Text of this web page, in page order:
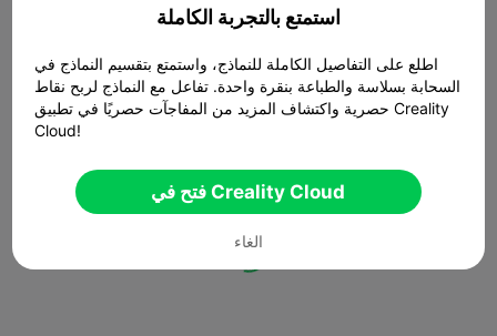
استمتع بالتجربة الكاملة
اطلع على التفاصيل الكاملة للنماذج، واستمتع بتقسيم النماذج في
السحابة بسلاسة والطباعة بنقرة واحدة. تفاعل مع النماذج لربح نقاط
حصرية واكتشاف المزيد من المفاجآت حصريًا في تطبيق Creality
Cloud!
فتح في Creality Cloud
الغاء